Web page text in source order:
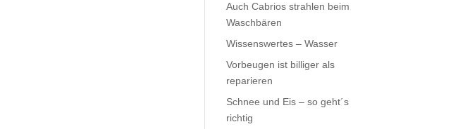
Auch Cabrios strahlen beim
Waschbären
Wissenswertes – Wasser
Vorbeugen ist billiger als
reparieren
Schnee und Eis – so geht´s
richtig